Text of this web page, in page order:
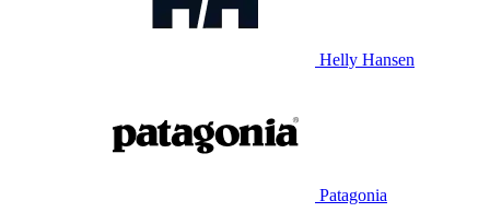
Helly Hansen
Patagonia